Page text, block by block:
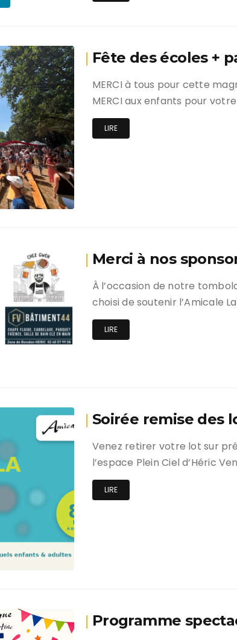
Etiquettes A-qui-S
DISCO TIME !
Vente de produits Bijou
Le LOTO c’est ce soir !!
Programme 2025/2026
C’est la rentrée !
Fête des écoles +
MERCI à tous pour cette
MERCI aux enfants pour
LIRE
Merci à nos
À l’occasion de notre
choisi de soutenir l’Amicale
LIRE
Soirée remise des
Venez retirer votre lot sur
l’espace Plein Ciel d’Héric
LIRE
Programme